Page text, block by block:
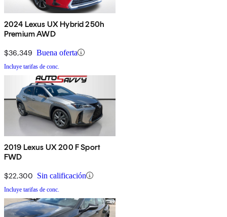
2024 Lexus UX Hybrid 250h
Premium AWD
$36,349 Buena oferta
Incluye tarifas de conc.
2019 Lexus UX 200 F Sport
FWD
$22,300 Sin calificación
Incluye tarifas de conc.